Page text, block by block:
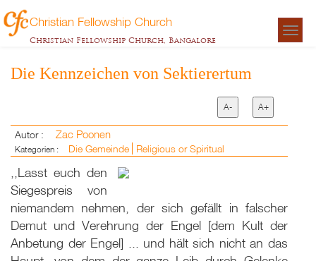
Christian Fellowship Church
Christian Fellowship Church, Bangalore
Die Kennzeichen von Sektierertum
A- A+
Autor : Zac Poonen
Kategorien : Die Gemeinde Religious or Spiritual
,,Lasst euch den
Siegespreis von
niemandem nehmen, der sich gefällt in falscher
Demut und Verehrung der Engel [dem Kult der
Anbetung der Engel] ... und hält sich nicht an das